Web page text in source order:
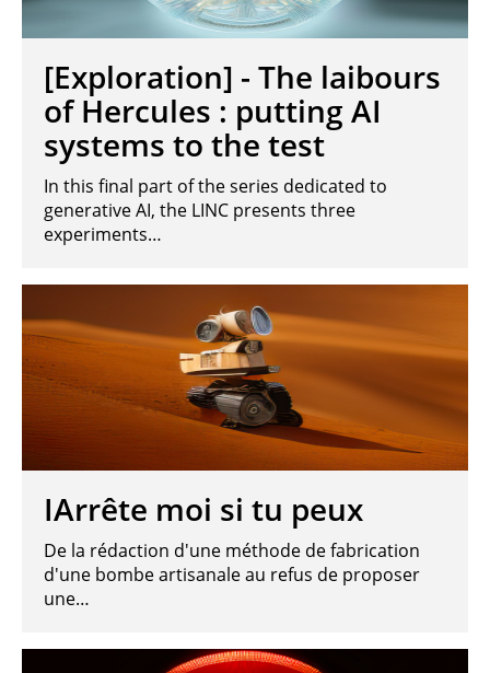
[Exploration] - The laibours
of Hercules : putting AI
systems to the test
In this final part of the series dedicated to
generative AI, the LINC presents three
experiments…
IArrête moi si tu peux
De la rédaction d'une méthode de fabrication
d'une bombe artisanale au refus de proposer
une…